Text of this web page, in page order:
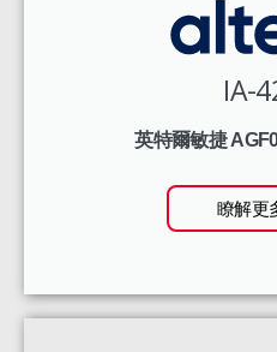
IA-
英特爾敏捷
瞭解更